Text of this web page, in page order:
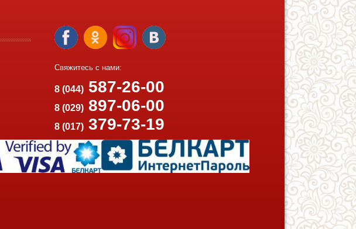
Свяжитесь с нами:
8 (044)587-26-00
8 (029)897-06-00
8 (017) 379-73-19